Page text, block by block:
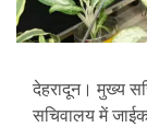
देहरादून। मुख्य
सचिवालय में